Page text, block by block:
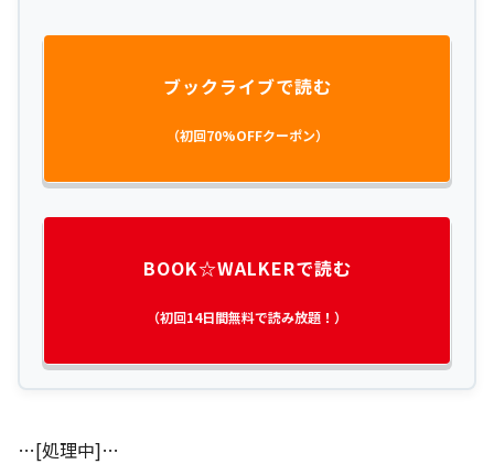
ブックライブで読む
（初回70%OFFクーポン）
BOOK☆WALKERで読む
（初回14日間無料で読み放題！）
…[処理中]…